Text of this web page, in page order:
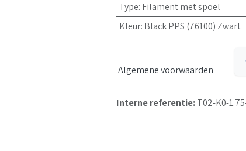
Type: Filament met spoel
Kleur: Black PPS (76100) Zwart
Algemene voorwaarden
Interne referentie:T02-K0-